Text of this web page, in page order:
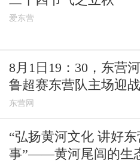
爱东营
8月1日19：30，东营
鲁超赛东营队主场迎
队！
东营网
“弘扬黄河文化 讲好东
事”——黄河尾闾的生